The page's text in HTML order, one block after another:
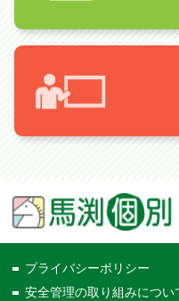
プライバシーポリシー
安全管理の取り組みについ